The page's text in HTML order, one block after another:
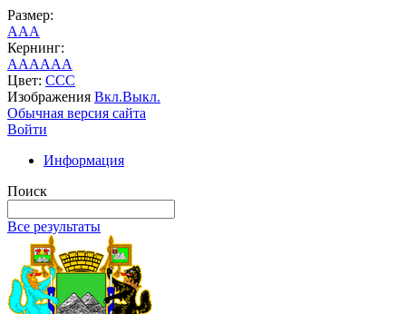
Размер:
AAA
Кернинг:
AAAAAA
Цвет: CCC
Изображения Вкл.Выкл.
Обычная версия сайта
Войти
Информация
Поиск
Все результаты